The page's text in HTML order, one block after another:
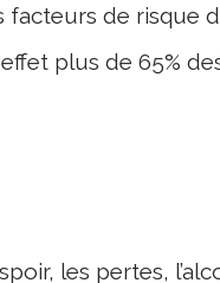
facteurs de risque
plus de 65%
les pertes,